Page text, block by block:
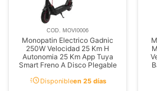
COD. MOVI0006
Monopatin Electrico Gadnic
250W Velocidad 25 Km H
Autonomia 25 Km App Tuya
Smart Freno A Disco Plegable
acuteDisponibleen 25 días